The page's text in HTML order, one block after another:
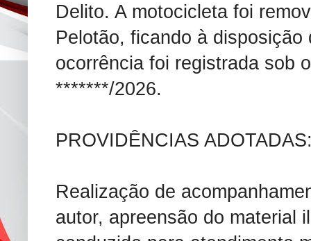
Delito. A motocicleta foi
Pelotão, ficando à
ocorrência foi registrada sob
*******/2026.
PROVIDÊNCIAS
Realização de
autor, apreensão do material